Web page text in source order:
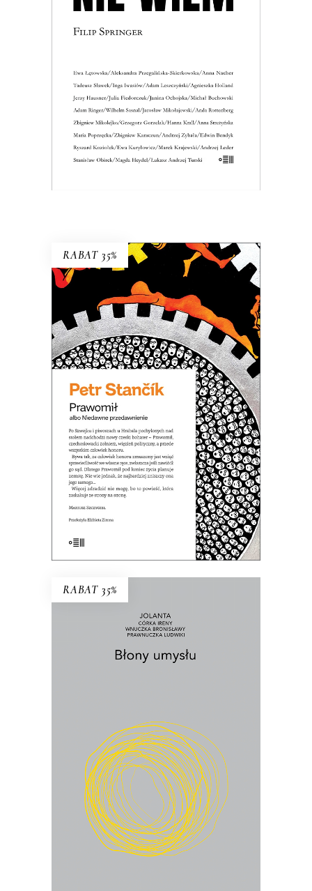
NIE WIEM
Może warto nauczyć się żyć z
56.00zł 36.40zł
KSIĄŻKA DO KOSZYKA
RABAT 35%
E-BOOK DO KOSZYKA
PRAWOMIŁ ALBO NIEDAWNE
PRZEDAWNIENIE
Bywa, że człowiek honoru zmuszony
jest wziąć sprawiedliwość we własne
58.00zł 37.70zł
KSIĄŻKA DO KOSZYKA
RABAT 35%
w świecie, który ciągle się przeobraża?
35.00zł 22.75zł
KSIĄŻKA DO KOSZYKA